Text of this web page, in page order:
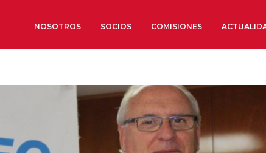
NOSOTROS
Órganos de Gobierno
Órganos Consultivos
Estructura Ejecutiva
SOCIOS COMISIONES